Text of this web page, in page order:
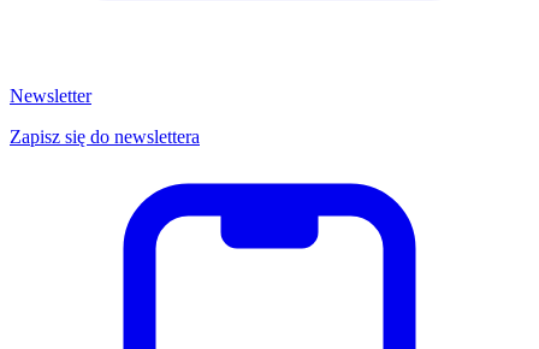
Newsletter
Zapisz się do newslettera